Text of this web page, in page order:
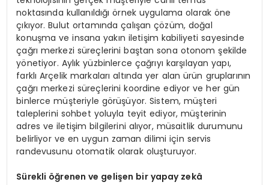
noktasında kullanıldığı örnek uygulama olarak öne
çıkıyor. Bulut ortamında çalışan çözüm, doğal
konuşma ve insana yakın iletişim kabiliyeti sayesinde
çağrı merkezi süreçlerini baştan sona otonom şekilde
yönetiyor. Aylık yüzbinlerce çağrıyı karşılayan yapı,
farklı Arçelik markaları altında yer alan ürün gruplarının
çağrı merkezi süreçlerini koordine ediyor ve her gün
binlerce müşteriyle görüşüyor. Sistem, müşteri
taleplerini sohbet yoluyla teyit ediyor, müşterinin
adres ve iletişim bilgilerini alıyor, müsaitlik durumunu
belirliyor ve en uygun zaman dilimi için servis
randevusunu otomatik olarak oluşturuyor.
Sürekli öğrenen ve gelişen bir yapay zekâ